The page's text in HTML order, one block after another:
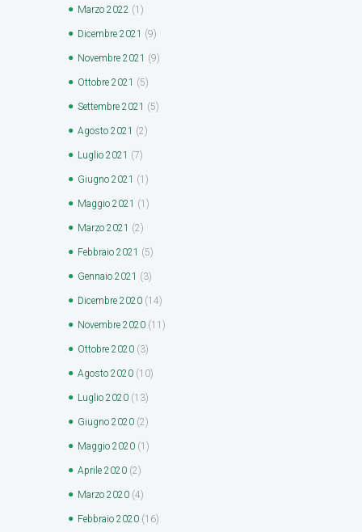
Marzo 2022 (1)
Dicembre 2021 (9)
Novembre 2021 (9)
Ottobre 2021 (5)
Settembre 2021 (5)
Agosto 2021 (2)
Luglio 2021 (7)
Giugno 2021 (1)
Maggio 2021 (1)
Marzo 2021 (2)
Febbraio 2021 (5)
Gennaio 2021 (3)
Dicembre 2020 (14)
Novembre 2020 (11)
Ottobre 2020 (3)
Agosto 2020 (10)
Luglio 2020 (13)
Giugno 2020 (2)
Maggio 2020 (1)
Aprile 2020 (2)
Marzo 2020 (4)
Febbraio 2020 (16)